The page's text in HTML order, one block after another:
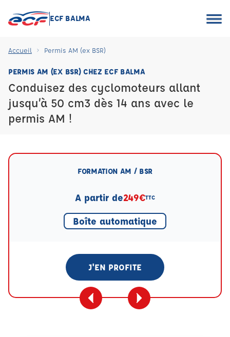
ECF BALMA
Accueil Permis AM (ex BSR)
PERMIS AM (EX BSR) CHEZ ECF BALMA
Conduisez des cyclomoteurs allant
jusqu’à 50 cm3 dès 14 ans avec le
permis AM !
FORMATION AM / BSR
A partir de249€TTC
Boîte automatique
J'EN PROFITE